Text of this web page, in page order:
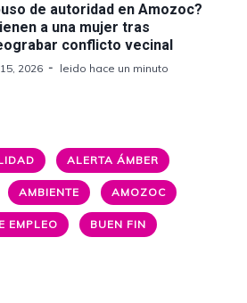
de autoridad en Amozoc?
a una mujer tras
conflicto vecinal
2026 leido hace un minuto
ALERTA ÁMBER
AMBIENTE AMOZOC
EMPLEO BUEN FIN